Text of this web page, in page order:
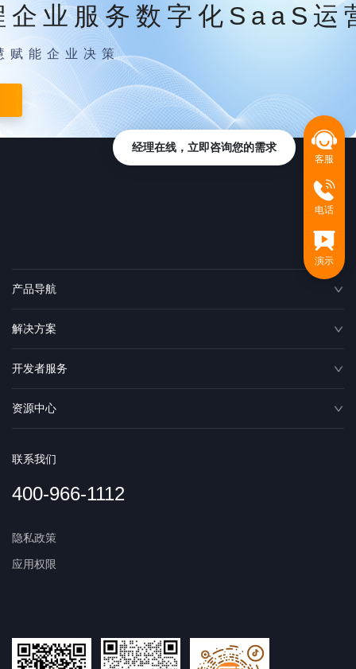
企业服务数字化SaaS运
赋能企业决策
产品导航
解决方案
开发者服务
资源中心
联系我们
400-966-1112
隐私政策
应用权限
客服
电话
演示
经理在线，立即咨询您的需求